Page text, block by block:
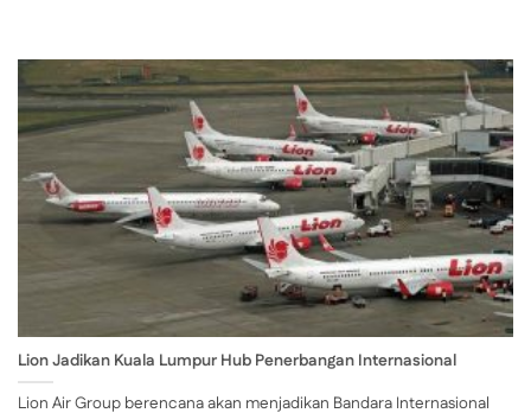
Lion Jadikan Kuala Lumpur Hub Penerbangan Internasional
Lion Air Group berencana akan menjadikan Bandara Internasional